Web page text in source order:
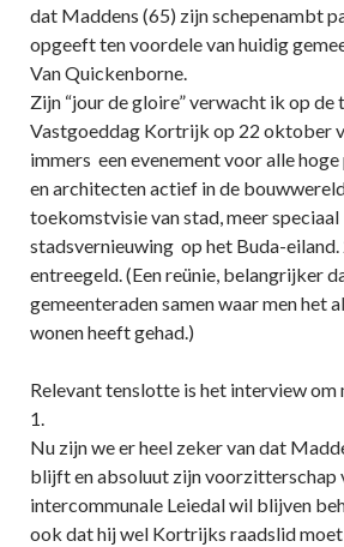
dat Maddens (65) zijn schepenambt
opgeeft ten voordele van huidig
Van Quickenborne.
Zijn “jour de gloire” verwacht ik op
Vastgoeddag Kortrijk op 22 oktober
immers een evenement voor alle
en architecten actief in de
toekomstvisie van stad, meer
stadsvernieuwing op het Buda-eiland.
entreegeld. (Een reünie, belangrijker
gemeenteraden samen waar men het
wonen heeft gehad.)
Relevant tenslotte is het interview om
1.
Nu zijn we er heel zeker van dat
blijft en absoluut zijn voorzitterschap
intercommunale Leiedal wil blijven
ook dat hij wel Kortrijks raadslid